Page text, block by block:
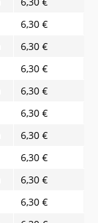
6,30 €
6,30 €
6,30 €
6,30 €
6,30 €
6,30 €
6,30 €
6,30 €
6,30 €